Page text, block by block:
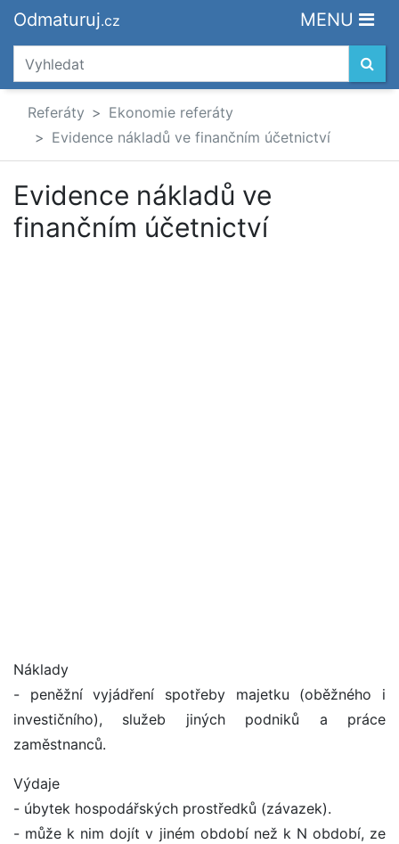
Odmaturuj.cz MENU
Referáty
Ekonomie referáty
Evidence nákladů ve finančním účetnictví
Evidence nákladů ve
finančním účetnictví
Náklady
- peněžní vyjádření spotřeby majetku (oběžného i
investičního), služeb jiných podniků a práce
zaměstnanců.
Výdaje
- úbytek hospodářských prostředků (závazek).
- může k nim dojít v jiném období než k N období, ze